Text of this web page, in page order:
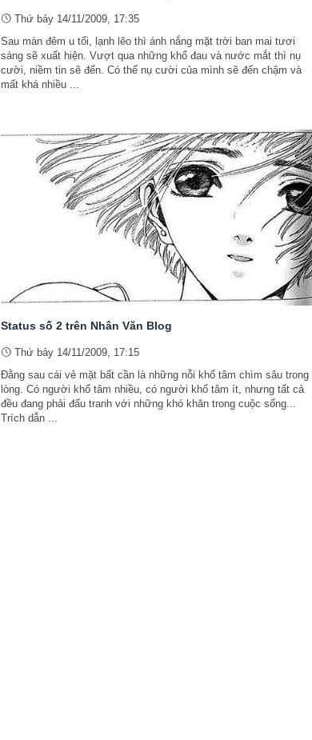
Thứ bảy 14/11/2009, 17:35
Sau màn đêm u tối, lạnh lẽo thì ánh nắng mặt trời ban mai tươi
sáng sẽ xuất hiện. Vượt qua những khổ đau và nước mắt thì nụ
cười, niềm tin sẽ đến. Có thể nụ cười của mình sẽ đến chậm và
mất khá nhiều ...
Status số 2 trên Nhân Văn Blog
Thứ bảy 14/11/2009, 17:15
Đằng sau cái vẻ mặt bất cần là những nỗi khổ tâm chìm sâu trong
lòng. Có người khổ tâm nhiều, có người khổ tâm ít, nhưng tất cả
đều đang phải đấu tranh với những khó khăn trong cuộc sống...
Trích dẫn ...